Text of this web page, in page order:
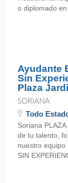
o diplomado en
Ayudante
Sin
Plaza
SORIANA
Todo
Soriana
de tu talento,
nuestro equipo
SIN